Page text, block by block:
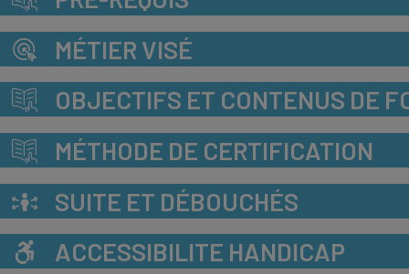
MÉTIER VISÉ
OBJECTIFS ET CONTENUS DE
MÉTHODE DE CERTIFICATION
SUITE ET DÉBOUCHÉS
ACCESSIBILITE HANDICAP